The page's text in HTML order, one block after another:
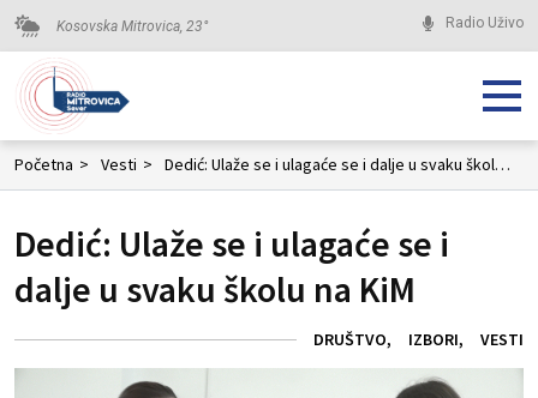
Kosovska Mitrovica, 23° Radio Uživo
Početna > Vesti > Dedić: Ulaže se i ulagaće se i dalje u svaku školu na KiM
Dedić: Ulaže se i ulagaće se i
dalje u svaku školu na KiM
DRUŠTVO IZBORI VESTI